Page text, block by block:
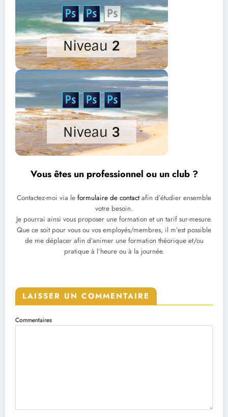
Vous êtes un professionnel ou un club ?
Contactez-moi via le formulaire de contactafin d’étudier ensemble
votre besoin.
Je pourrai ainsi vous proposer une formation et un tarif sur-mesure.
Que ce soit pour vous ou vos employés/membres, il m’est possible
de me déplacer afin d’animer une formation théorique et/ou
pratique à l’heure ou à la journée.
LAISSER UN COMMENTAIRE
Commentaires